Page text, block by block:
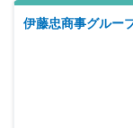
伊藤忠商事グルー